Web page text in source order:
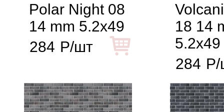
Polar Night 08
14 mm 5.2x49
284 Р/шт
18 14
5.2x49
284 Р/